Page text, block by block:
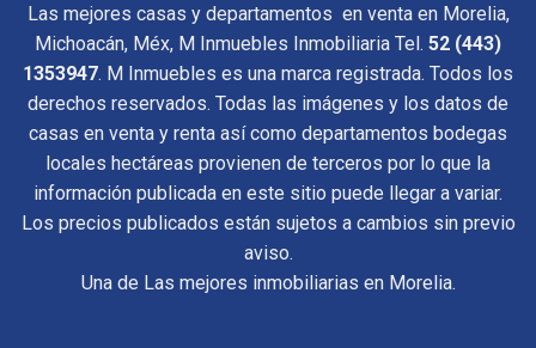
Las mejores casas y departamentos en venta en Morelia,
Michoacán, Méx, M Inmuebles Inmobiliaria Tel. 52 (443)
1353947. M Inmuebles es una marca registrada. Todos los
derechos reservados. Todas las imágenes y los datos de
casas en venta y renta así como departamentos bodegas
locales hectáreas provienen de terceros por lo que la
información publicada en este sitio puede llegar a variar.
Los precios publicados están sujetos a cambios sin previo
aviso.
Una de Las mejores inmobiliarias en Morelia.